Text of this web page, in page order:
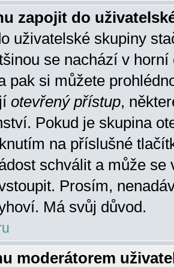
zapojit do
uživatelské skupiny
se nachází v horní
pak si můžete
otevřený přístup,
Pokud je skupina
na příslušné
schválit a může se
Prosím,
Má svůj důvod.
moderátorem